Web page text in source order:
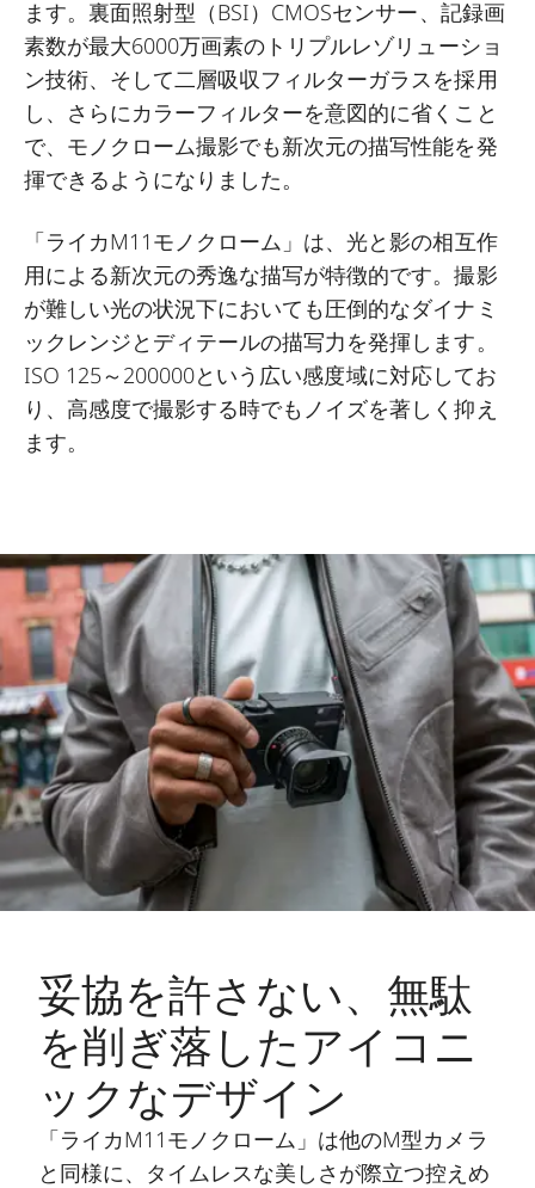
ます。裏面照射型（BSI）CMOSセンサー、記録画
素数が最大6000万画素のトリプルレゾリューショ
ン技術、そして二層吸収フィルターガラスを採用
し、さらにカラーフィルターを意図的に省くこと
で、モノクローム撮影でも新次元の描写性能を発
揮できるようになりました。
「ライカM11モノクローム」は、光と影の相互作
用による新次元の秀逸な描写が特徴的です。撮影
が難しい光の状況下においても圧倒的なダイナミ
ックレンジとディテールの描写力を発揮します。
ISO 125～200000という広い感度域に対応してお
り、高感度で撮影する時でもノイズを著しく抑え
ます。
妥協を許さない、無駄
を削ぎ落したアイコニ
ックなデザイン
「ライカM11モノクローム」は他のM型カメラ
と同様に、タイムレスな美しさが際立つ控えめ